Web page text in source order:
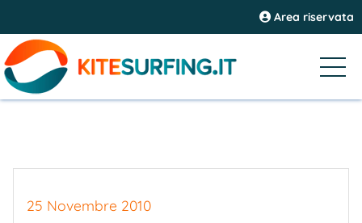
Area riservata
25 Novembre 2010